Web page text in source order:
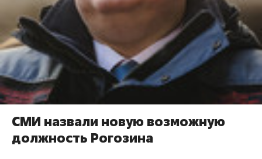
СМИ назвали новую возможную
должность Рогозина